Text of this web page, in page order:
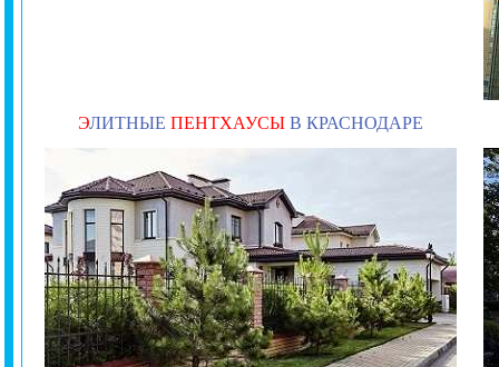
ЭЛИТНЫЕ ПЕНТХАУСЫ В КРАСНОДАРЕ